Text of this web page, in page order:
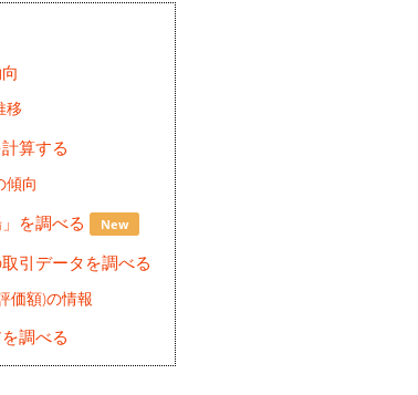
移
算する
傾向
を調べる New
引データを調べる
価額)の情報
調べる